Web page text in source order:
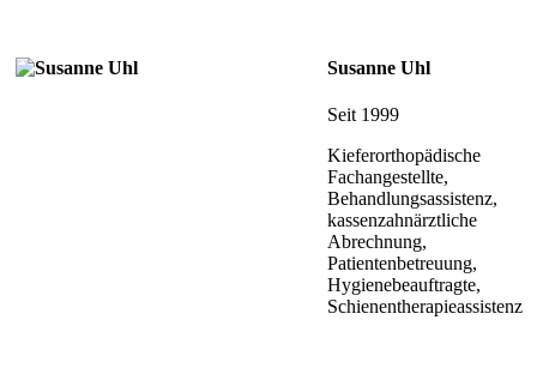
Susanne Uhl
Seit 1999
Kieferorthopädische
Fachangestellte,
Behandlungsassistenz,
kassenzahnärztliche
Abrechnung,
Patientenbetreuung,
Hygienebeauftragte,
Schienentherapieassistenz